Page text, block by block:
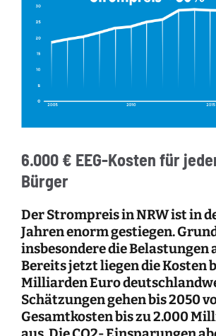
6.000 € EEG-Kosten für
Bürger
Der Strompreis in NRW ist in
Jahren enorm gestiegen.
insbesondere die Belastungen
Bereits jetzt liegen die Kosten
Milliarden Euro
Schätzungen gehen bis 2050
Gesamtkosten bis zu 2.000